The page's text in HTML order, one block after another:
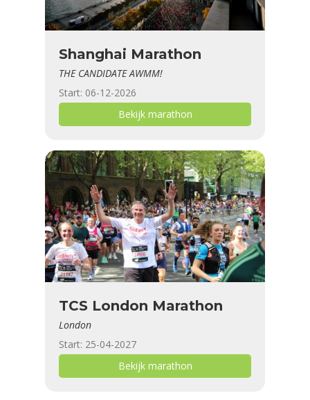
Shanghai Marathon
THE CANDIDATE AWMM!
Start: 06-12-2026
Bekijk marathon
TCS London Marathon
London
Start: 25-04-2027
Bekijk marathon